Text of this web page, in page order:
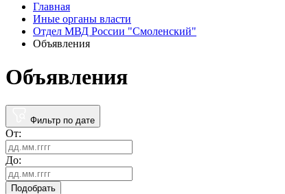
Главная
Иные органы власти
Отдел МВД России "Смоленский"
Объявления
Объявления
Фильтр по дате
От:
До:
Подобрать